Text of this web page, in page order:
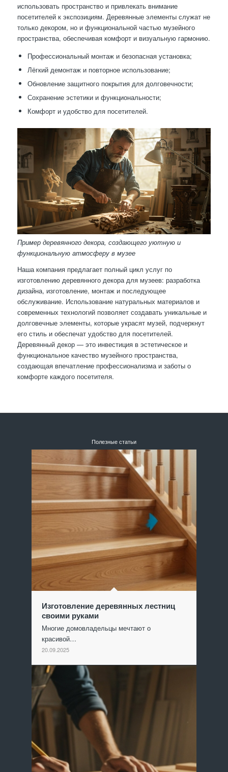
использовать пространство и привлекать внимание
посетителей к экспозициям. Деревянные элементы служат не
только декором, но и функциональной частью музейного
пространства, обеспечивая комфорт и визуальную гармонию.
Профессиональный монтаж и безопасная установка;
Лёгкий демонтаж и повторное использование;
Обновление защитного покрытия для долговечности;
Сохранение эстетики и функциональности;
Комфорт и удобство для посетителей.
Пример деревянного декора, создающего уютную и
функциональную атмосферу в музее
Наша компания предлагает полный цикл услуг по
изготовлению деревянного декора для музеев: разработка
дизайна, изготовление, монтаж и последующее
обслуживание. Использование натуральных материалов и
современных технологий позволяет создавать уникальные и
долговечные элементы, которые украсят музей, подчеркнут
его стиль и обеспечат удобство для посетителей.
Деревянный декор — это инвестиция в эстетическое и
функциональное качество музейного пространства,
создающая впечатление профессионализма и заботы о
комфорте каждого посетителя.
Полезные статьи
Изготовление деревянных лестниц
своими руками
Многие домовладельцы мечтают о
красивой…
20.09.2025